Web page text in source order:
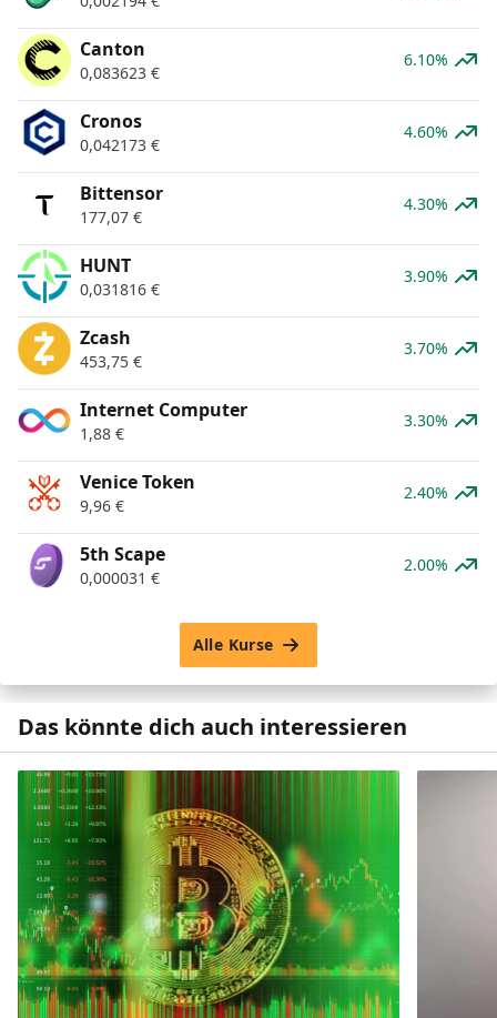
Canton
0,083623 €
6.10%
Cronos
0,042173 €
4.60%
Bittensor
177,07 €
4.30%
HUNT
0,031816 €
3.90%
Zcash
453,75 €
3.70%
Internet Computer
1,88 €
3.30%
Venice Token
9,96 €
2.40%
5th Scape
0,000031 €
2.00%
Alle Kurse
Das könnte dich auch interessieren